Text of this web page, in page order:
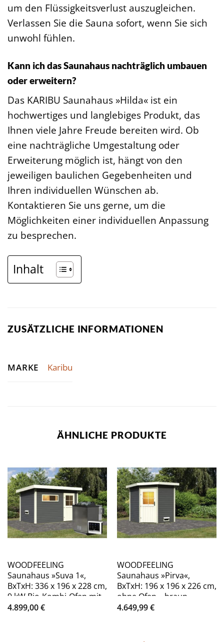
um den Flüssigkeitsverlust auszugleichen.
Verlassen Sie die Sauna sofort, wenn Sie sich
unwohl fühlen.
Kann ich das Saunahaus nachträglich umbauen
oder erweitern?
Das KARIBU Saunahaus »Hilda« ist ein
hochwertiges und langlebiges Produkt, das
Ihnen viele Jahre Freude bereiten wird. Ob
eine nachträgliche Umgestaltung oder
Erweiterung möglich ist, hängt von den
jeweiligen baulichen Gegebenheiten und
Ihren individuellen Wünschen ab.
Kontaktieren Sie uns gerne, um die
Möglichkeiten einer individuellen Anpassung
zu besprechen.
Inhalt
ZUSÄTZLICHE INFORMATIONEN
MARKE Karibu
ÄHNLICHE PRODUKTE
WOODFEELING
Saunahaus »Suva 1«,
BxTxH: 336 x 196 x 228 cm,
9 kW Bio-Kombi-Ofen mit
ext. Steuerung – braun
4.899,00€
WOODFEELING
Saunahaus »Pirva«,
BxTxH: 196 x 196 x 226 cm,
ohne Ofen – braun
4.649,99€